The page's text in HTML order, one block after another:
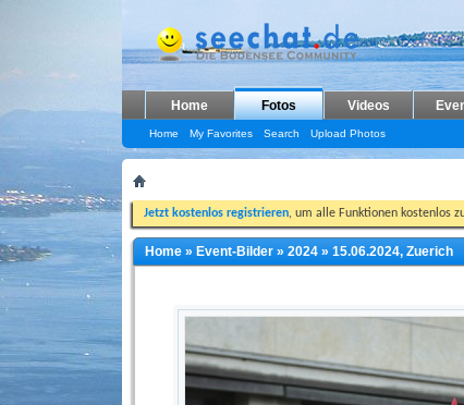
Home Fotos
Home My Favorites Search Upload Photos
Videos
Jetzt kostenlos registrieren, um alle Funktionen kostenlos
Home » Event-Bilder » 2024 » 15.06.2024, Zuerich